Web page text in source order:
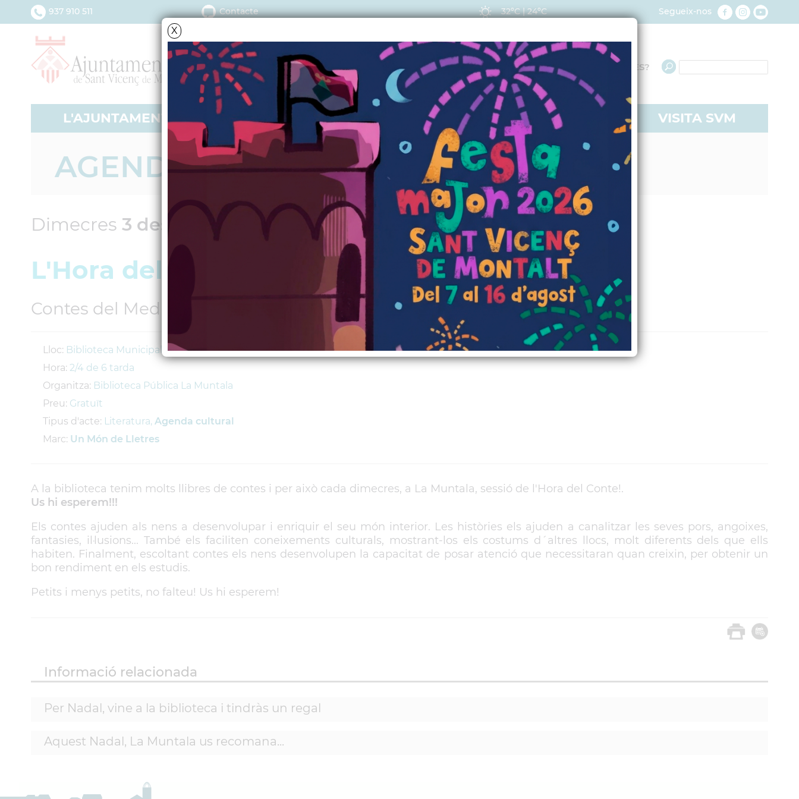
X
L'AJUNTAMENT SERVEIS ACTUALITAT VIURE A SVM VISITA SVM
QUÈ NECESSITES?
937 910 511 Contacte 32ºC|24ºC Segueix-nos
AGENDA
Dimecres 3 desembre 2008
L'Hora del Conte
Contes del Mediterrani
Lloc: Biblioteca Municipal La Muntala
Hora: 2/4 de 6 tarda
Organitza: Biblioteca Pública La Muntala
Preu: Gratuït
Tipus d'acte: Literatura, Agenda cultural
Marc: Un Món de Lletres
A la biblioteca tenim molts llibres de contes i per això cada dimecres, a La Muntala, sessió de l'Hora del Conte!.
Us hi esperem!!!
Els contes ajuden als nens a desenvolupar i enriquir el seu món interior. Les històries els ajuden a canalitzar les seves pors, angoixes,
fantasies, il·lusions... També els faciliten coneixements culturals, mostrant-los els costums d´altres llocs, molt diferents dels que ells
habiten. Finalment, escoltant contes els nens desenvolupen la capacitat de posar atenció que necessitaran quan creixin, per obtenir un
bon rendiment en els estudis.
Petits i menys petits, no falteu! Us hi esperem!
Informació relacionada
Per Nadal, vine a la biblioteca i tindràs un regal
Aquest Nadal, La Muntala us recomana...